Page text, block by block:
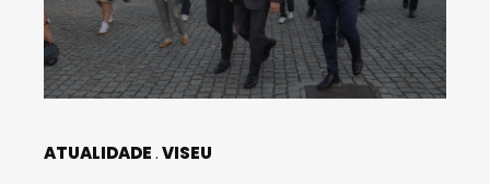
ATUALIDADE VISEU